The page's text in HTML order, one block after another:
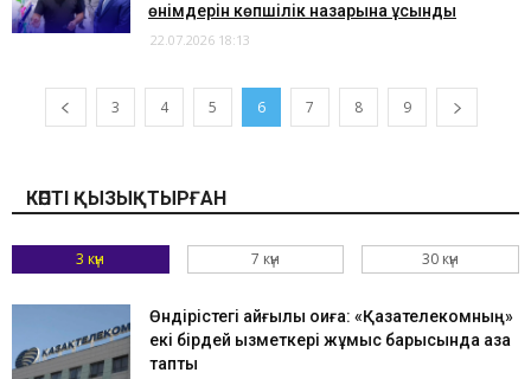
өнімдерін көпшілік назарына ұсынды
22.07.2026 18:13
3 4 5 6 7 8 9
КӨПТІ ҚЫЗЫҚТЫРҒАН
3 күн 7 күн 30 күн
Өндірістегі қайғылы оқиға: «Қазақтелекомның»
екі бірдей қызметкері жұмыс барысында қаза
тапты